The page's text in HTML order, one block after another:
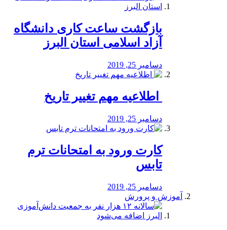
بازگشت ساعت کاری دانشگاه
آزاد اسلامی استان البرز
دسامبر 25, 2019
️ اطلاعیه مهم تغییر تاریخ
دسامبر 25, 2019
کارت ورود به امتحانات ترم
تابس
دسامبر 25, 2019
آموزش و پرورش